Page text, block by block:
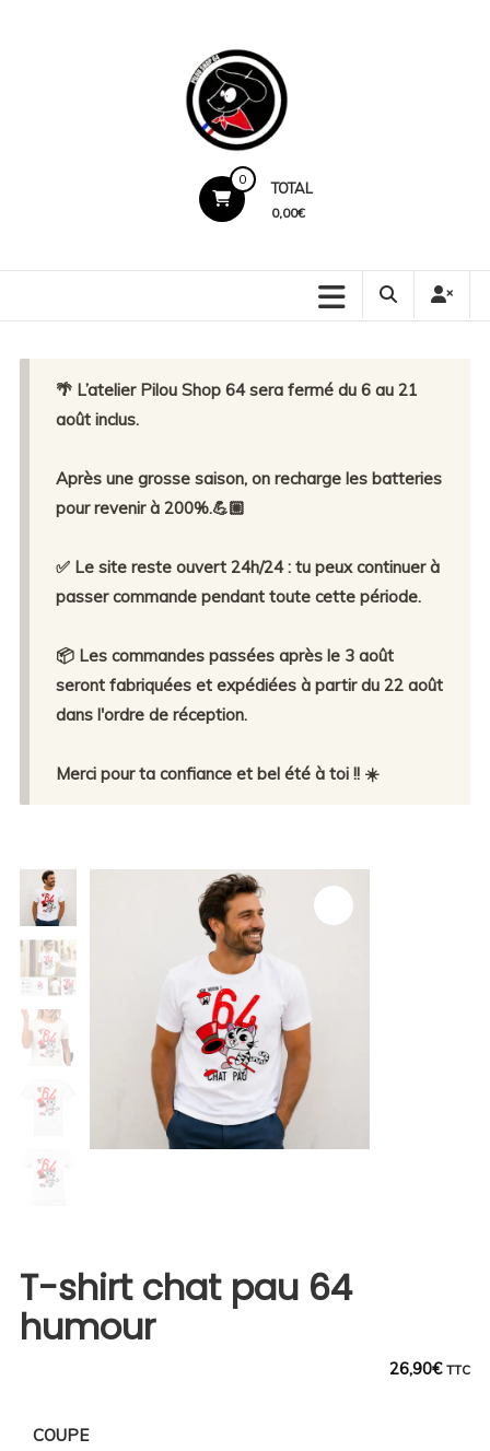
premium.
Service
humain.
0
TOTAL
0,00€
🌴 L’atelier Pilou Shop 64 sera fermé du 6 au 21
août inclus.
Après une grosse saison, on recharge les batteries
pour revenir à 200%.💪🏼
✅ Le site reste ouvert 24h/24 : tu peux continuer à
passer commande pendant toute cette période.
📦 Les commandes passées après le 3 août
seront fabriquées et expédiées à partir du 22 août
dans l'ordre de réception.
Merci pour ta confiance et bel été à toi !! ☀️
T-shirt chat pau 64
humour
26,90€ TTC
COUPE